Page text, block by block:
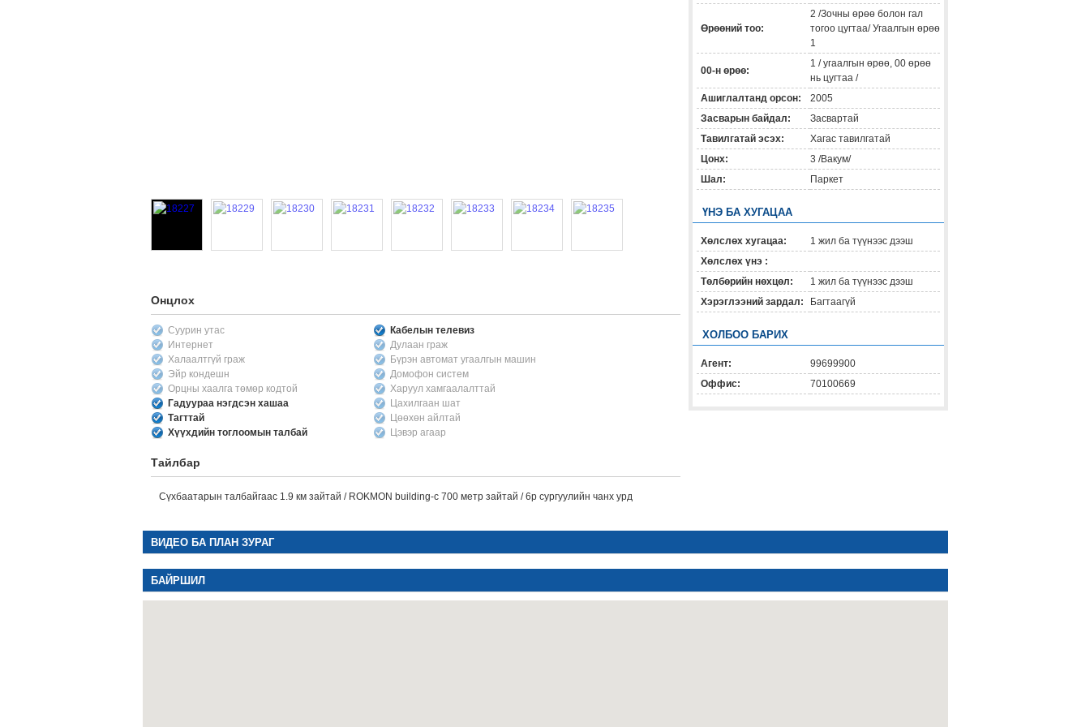
Онцлох
Суурин утас
Кабелын телевиз
Интернет
Дулаан граж
Халаалтгүй граж
Бүрэн автомат угаалгын машин
Эйр кондешн
Домофон систем
Орцны хаалга төмөр кодтой
Харуул хамгаалалттай
Гадуураа нэгдсэн хашаа
Цахилгаан шат
Тагттай
Цөөхөн айлтай
Хүүхдийн тоглоомын талбай
Цэвэр агаар
Тайлбар
Сүхбаатарын талбайгаас 1.9 км зайтай / ROKMON building-с 700 метр зайтай / 6р сургуулийн чанх урд
Өрөөний тоо:
2 /Зочны өрөө болон гал
тогоо цугтаа/ Угаалгын өрөө
1
00-н өрөө:
1 / угаалгын өрөө, 00 өрөө
нь цугтаа /
Ашиглалтанд орсон:
2005
Засварын байдал:
Засвартай
Тавилгатай эсэх:
Хагас тавилгатай
Цонх:
3 /Вакум/
Шал:
Паркет
ҮНЭ БА ХУГАЦАА
Хөлслөх хугацаа:
1 жил ба түүнээс дээш
Хөлслөх үнэ :
Төлбөрийн нөхцөл:
1 жил ба түүнээс дээш
Хэрэглээний зардал:
Багтаагүй
ХОЛБОО БАРИХ
Агент:
99699900
Оффис:
70100669
ВИДЕО БА ПЛАН ЗУРАГ
БАЙРШИЛ